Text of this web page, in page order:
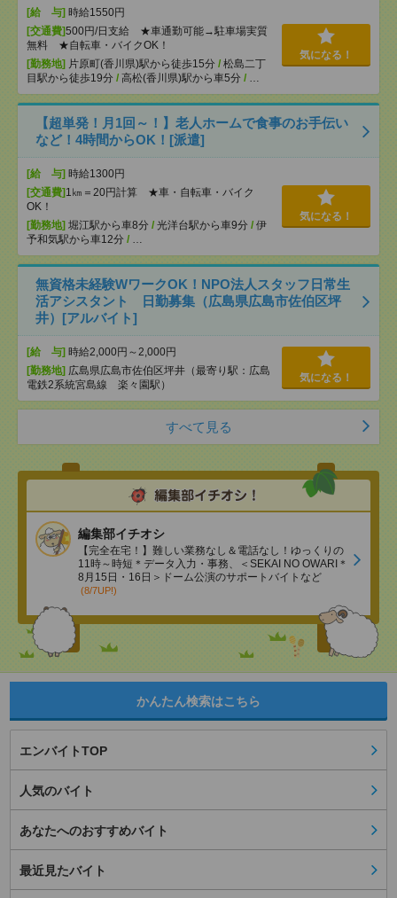
[給 与] 時給1550円
[交通費]500円/日支給 ★車通勤可能→駐車場実質
無料 ★自転車・バイクOK！
[勤務地] 片原町(香川県)駅から徒歩15分 / 松島二丁
目駅から徒歩19分 / 高松(香川県)駅から車5分 / …
気になる！
【超単発！月1回～！】老人ホームで食事のお手伝い
など！4時間からOK！[派遣]
[給 与] 時給1300円
[交通費] 1㎞＝20円計算 ★車・自転車・バイク
OK！
[勤務地] 堀江駅から車8分 / 光洋台駅から車9分 / 伊
予和気駅から車12分 / …
気になる！
無資格未経験WワークOK！NPO法人スタッフ日常生
活アシスタント 日勤募集（広島県広島市佐伯区坪
井）[アルバイト]
[給 与] 時給2,000円～2,000円
[勤務地] 広島県広島市佐伯区坪井（最寄り駅：広島
電鉄2系統宮島線 楽々園駅）
気になる！
すべて見る
編集部イチオシ
【完全在宅！】難しい業務なし＆電話なし！ゆっくりの
11時～時短＊データ入力・事務、＜SEKAI NO OWARI＊
8月15日・16日＞ドーム公演のサポートバイトなど
(8/7UP!)
かんたん検索はこちら
エンバイトTOP
人気のバイト
あなたへのおすすめバイト
最近見たバイト